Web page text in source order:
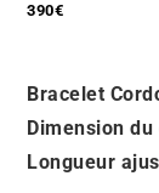
390€
Bracelet
Dimension
Longueur